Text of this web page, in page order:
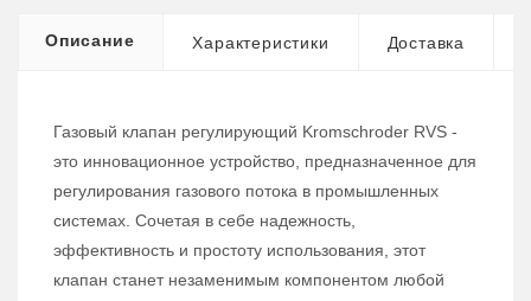
Описание Характеристики Доставка
Газовый клапан регулирующий Kromschroder RVS -
это инновационное устройство, предназначенное для
регулирования газового потока в промышленных
системах. Сочетая в себе надежность,
эффективность и простоту использования, этот
клапан станет незаменимым компонентом любой